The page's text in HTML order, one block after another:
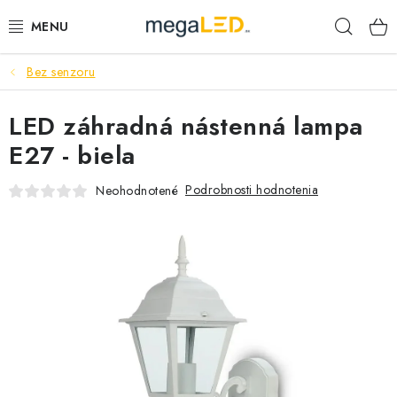
na
PRIEMYSEL
SVIETIDLÁ
ŽIAROVKY A TRUBICE
SAMSUNG SVIETIDLÁ
Bez senzoru
LED záhradná nástenná lampa
E27 - biela
Neohodnotené Podrobnosti hodnotenia